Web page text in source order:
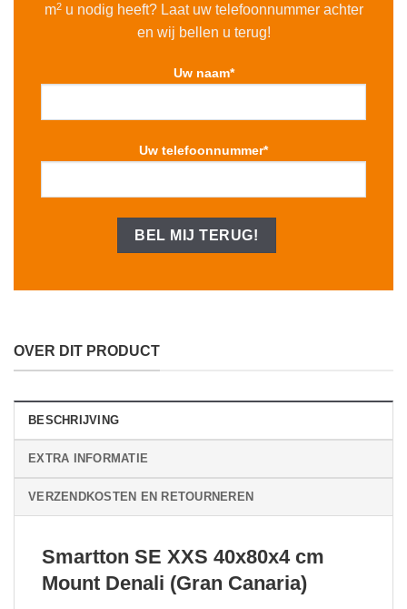
m2u nodig heeft? Laat uw telefoonnummer achter
en wij bellen u terug!
Uw naam*
Uw telefoonnummer*
OVER DIT PRODUCT
BESCHRIJVING
EXTRA INFORMATIE
VERZENDKOSTEN EN RETOURNEREN
Smartton SE XXS 40x80x4 cm
Mount Denali (Gran Canaria)